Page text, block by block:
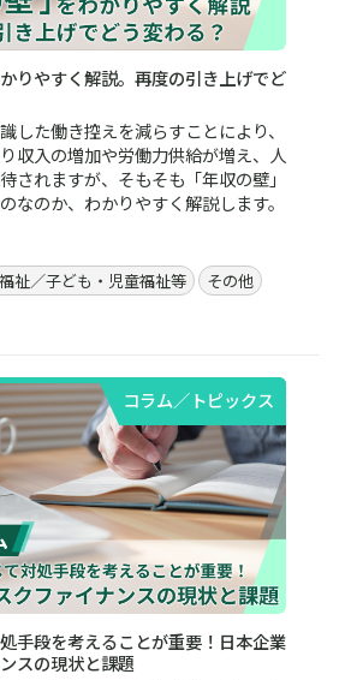
かりやすく解説。再度の引き上げでど
した働き控えを減らすことにより、
収入の増加や労働力供給が増え、人
されますが、そもそも「年収の壁」
なのか、わかりやすく解説します。
祉／子ども・児童福祉等
その他
コラム／トピックス
手段を考えることが重要！日本企業
スの現状と課題